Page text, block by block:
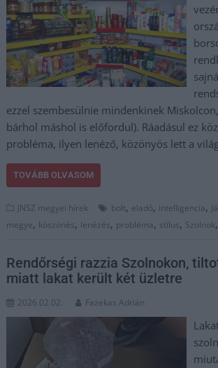
ezzel szembesülnie mindenkinek
bárhol máshol is előfordul). Ráadásul ez
probléma, ilyen lenéző, közönyös lett a
TOVÁBB OLVASOM
JNSZ megyei hírek bolt, eladó, intelligencia,
megye, köszönés, lenézés, probléma, stílus, Szolnok,
Rendőrségi razzia Szolnokon,
miatt lakat került két üzletre
2026.02.02. Fazekas Adrián